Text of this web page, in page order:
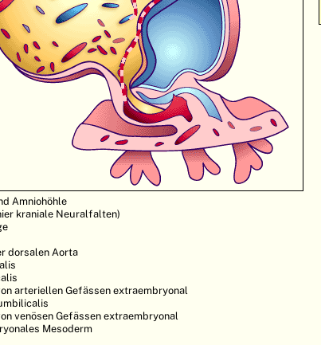
Amniohöhle
kraniale Neuralfalten)
dorsalen Aorta
arteriellen Gefässen extraembryonal
venösen Gefässen extraembryonal
Mesoderm